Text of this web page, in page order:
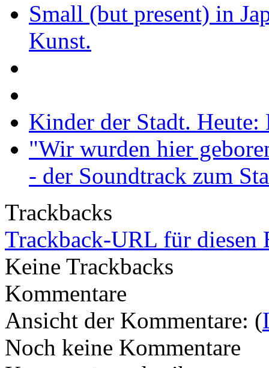
Small (but present) in
Kunst.
Kinder der Stadt.
"Wir wurden hier
- der Soundtrack zum
Trackbacks
Trackback-URL für diesen
Keine Trackbacks
Kommentare
Ansicht der Kommentare: (
Noch keine Kommentare